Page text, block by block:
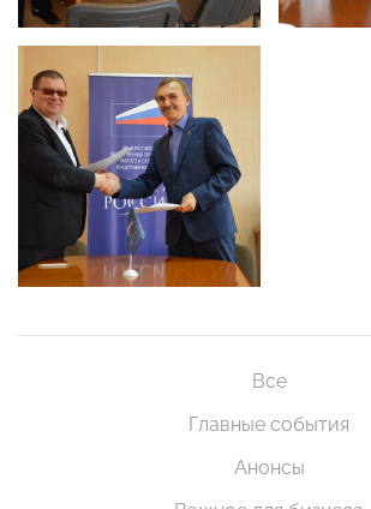
Все
Главные события
Анонсы